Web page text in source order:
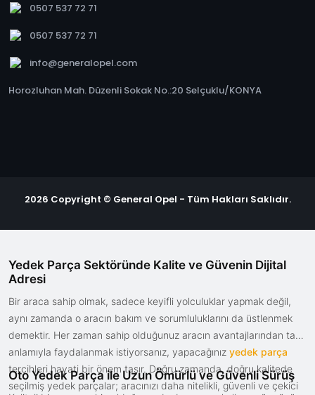
0507 537 72 71
0507 537 72 71
info@generalopel.com
Horozluhan Mah. Düzenli Sokak No.:20 Selçuklu/KONYA
2026 Copyright © General Opel - Tüm Hakları Saklıdır.
Yedek Parça Sektöründe Kalite ve Güvenin Dijital
Adresi
Bir araca sahip olmak, sadece keyifli yolculuklar yapmak değil,
aynı zamanda o aracın bakım ve sorumluluklarını da üstlenmek
demektir. Her zaman sahip olduğunuz aracın avantajlarından tam
anlamıyla faydalanmak istiyorsanız, yapacağınız yedek parça
tercihleri hayati bir önem taşır. Doğru zamanda, doğru kalitede
seçilmiş yedek parçalar; aracınızı daha nitelikli, güvenli ve çekici
Oto Yedek Parça ile Uzun Ömürlü ve Güvenli Sürüş